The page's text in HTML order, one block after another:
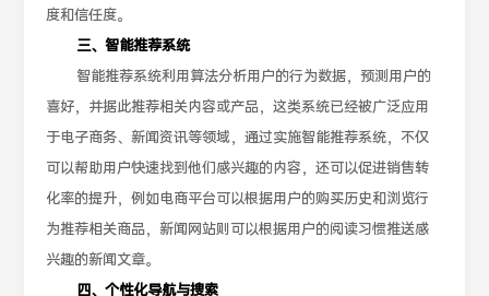
度和信任度。
三、智能推荐系统
智能推荐系统利用算法分析用户的行为数据，预测用户的
喜好，并据此推荐相关内容或产品，这类系统已经被广泛应用
于电子商务、新闻资讯等领域，通过实施智能推荐系统，不仅
可以帮助用户快速找到他们感兴趣的内容，还可以促进销售转
化率的提升，例如电商平台可以根据用户的购买历史和浏览行
为推荐相关商品，新闻网站则可以根据用户的阅读习惯推送感
兴趣的新闻文章。
四、个性化导航与搜索